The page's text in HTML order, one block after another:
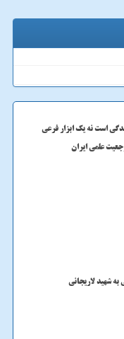
است نه یک ابزار فرعی
علمی ایران
شهید لاریجانی